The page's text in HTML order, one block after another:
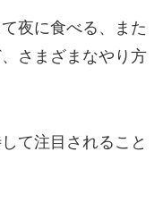
夜に食べる、また
さまざまなやり方
て注目されること